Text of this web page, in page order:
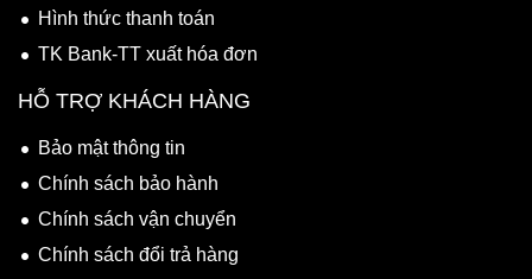
Hình thức thanh toán
TK Bank-TT xuất hóa đơn
HỖ TRỢ KHÁCH HÀNG
Bảo mật thông tin
Chính sách bảo hành
Chính sách vận chuyển
Chính sách đổi trả hàng